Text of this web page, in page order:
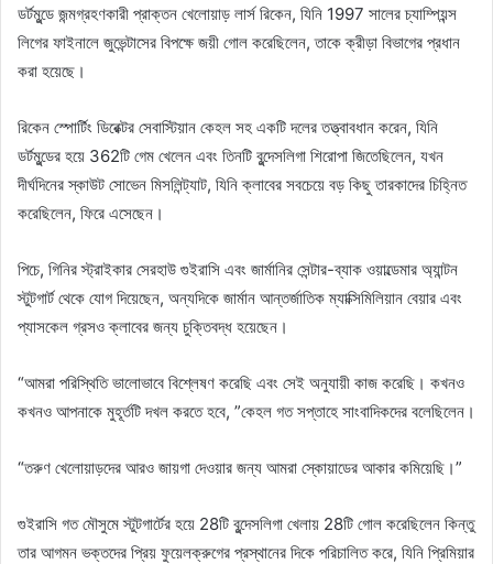
ডর্টমুন্ডে জন্মগ্রহণকারী প্রাক্তন খেলোয়াড় লার্স রিকেন, যিনি 1997 সালের চ্যাম্পিয়ন্স
লিগের ফাইনালে জুভেন্টাসের বিপক্ষে জয়ী গোল করেছিলেন, তাকে ক্রীড়া বিভাগের প্রধান
করা হয়েছে।
রিকেন স্পোর্টিং ডিরেক্টর সেবাস্টিয়ান কেহল সহ একটি দলের তত্ত্বাবধান করেন, যিনি
ডর্টমুন্ডের হয়ে 362টি গেম খেলেন এবং তিনটি বুন্দেসলিগা শিরোপা জিতেছিলেন, যখন
দীর্ঘদিনের স্কাউট সোভেন মিসলিন্ট্যাট, যিনি ক্লাবের সবচেয়ে বড় কিছু তারকাদের চিহ্নিত
করেছিলেন, ফিরে এসেছেন।
পিচে, গিনির স্ট্রাইকার সেরহাউ গুইরাসি এবং জার্মানির সেন্টার-ব্যাক ওয়াল্ডেমার অ্যান্টন
স্টুটগার্ট থেকে যোগ দিয়েছেন, অন্যদিকে জার্মান আন্তর্জাতিক ম্যাক্সিমিলিয়ান বেয়ার এবং
প্যাসকেল গ্রসও ক্লাবের জন্য চুক্তিবদ্ধ হয়েছেন।
“আমরা পরিস্থিতি ভালোভাবে বিশ্লেষণ করেছি এবং সেই অনুযায়ী কাজ করেছি। কখনও
কখনও আপনাকে মুহূর্তটি দখল করতে হবে, ”কেহল গত সপ্তাহে সাংবাদিকদের বলেছিলেন।
“তরুণ খেলোয়াড়দের আরও জায়গা দেওয়ার জন্য আমরা স্কোয়াডের আকার কমিয়েছি।”
গুইরাসি গত মৌসুমে স্টুটগার্টের হয়ে 28টি বুন্দেসলিগা খেলায় 28টি গোল করেছিলেন কিন্তু
তার আগমন ভক্তদের প্রিয় ফুয়েলক্রুগের প্রস্থানের দিকে পরিচালিত করে, যিনি প্রিমিয়ার